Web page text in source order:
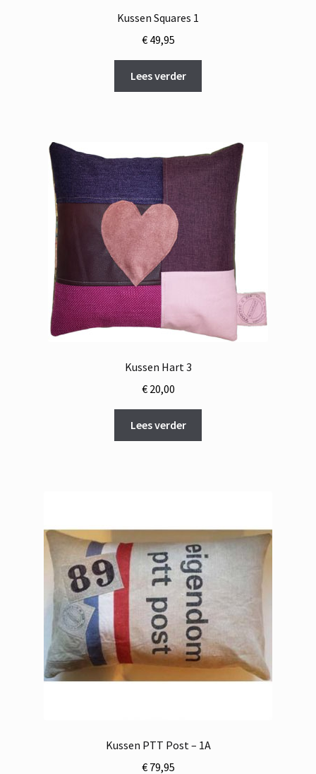
Kussen Squares 1
€49,95
Lees verder
Kussen Hart 3
€20,00
Lees verder
Kussen PTT Post – 1A
€79,95